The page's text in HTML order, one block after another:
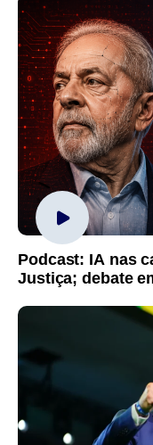
Podcast: IA nas
Justiça; debate